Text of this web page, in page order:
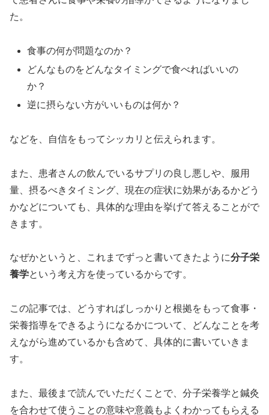
た。
食事の何が問題なのか？
どんなものをどんなタイミングで食べればいいの
か？
逆に摂らない方がいいものは何か？
などを、自信をもってシッカリと伝えられます。
また、患者さんの飲んでいるサプリの良し悪しや、服用
量、摂るべきタイミング、現在の症状に効果があるかどう
かなどについても、具体的な理由を挙げて答えることがで
きます。
なぜかというと、これまでずっと書いてきたように分子栄
養学という考え方を使っているからです。
この記事では、どうすればしっかりと根拠をもって食事・
栄養指導をできるようになるかについて、どんなことを考
えながら進めているかも含めて、具体的に書いていきま
す。
また、最後まで読んでいただくことで、分子栄養学と鍼灸
を合わせて使うことの意味や意義もよくわかってもらえる